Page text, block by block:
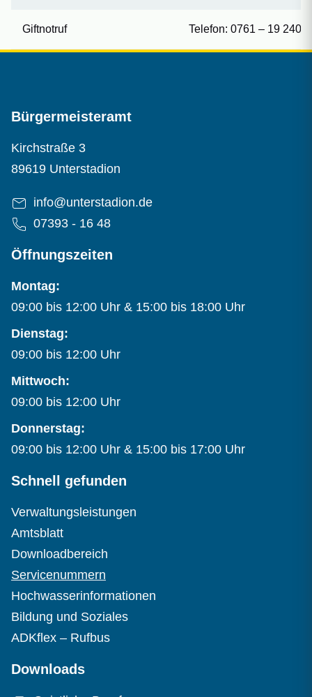
Giftnotruf Telefon: 0761 – 19 240
Bürgermeisteramt
Adresse:
Kirchstraße 3
89619 Unterstadion
E-Mail-Adresse:
info@unterstadion.de
Telefon:
07393 - 16 48
Öffnungszeiten
Montag:
09:00 bis 12:00 Uhr & 15:00 bis 18:00 Uhr
Dienstag:
09:00 bis 12:00 Uhr
Mittwoch:
09:00 bis 12:00 Uhr
Donnerstag:
09:00 bis 12:00 Uhr & 15:00 bis 17:00 Uhr
Schnell gefunden
Verwaltungsleistungen
Amtsblatt
Downloadbereich
Servicenummern
Hochwasserinformationen
Bildung und Soziales
ADKflex – Rufbus
Downloads